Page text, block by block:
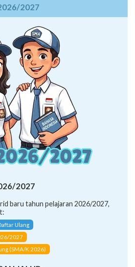
2027
2027
baru tahun pelajaran 2026/2027,
Ulang
2027
(SMA/K 2026)